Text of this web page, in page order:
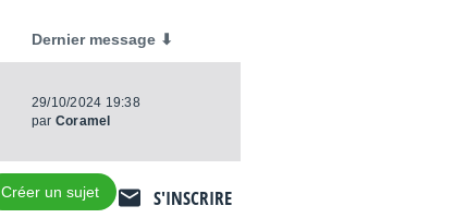
Dernier message ⬇
29/10/2024 19:38
par Coramel
S'INSCRIRE
Créer un sujet